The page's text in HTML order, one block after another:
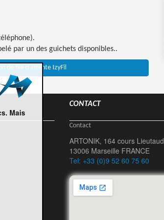
par un des guichets disponibles..
de file d'attente IzyFil
CONTACT
Contact
ARTONIK, 164 cours Lieutaud
13006 Marseille FRANCE
Tel: +33 (0)9 52 60 75 60
Mais